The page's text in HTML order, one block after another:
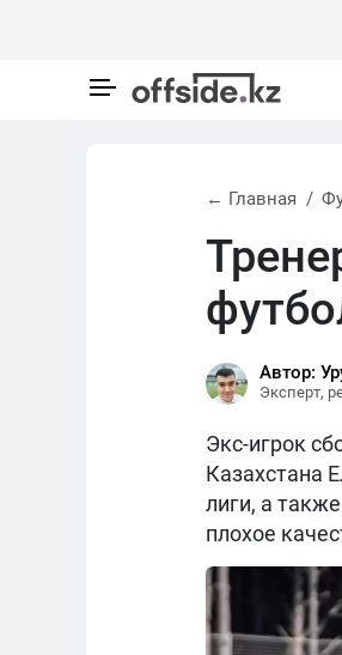
← Главная
Автор:
Эксперт,
Экс-игрок
Казахстана
лиги, а
плохое